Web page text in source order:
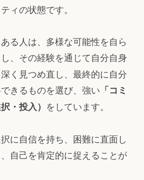
ィの状態です。
る人は、多様な可能性を自ら
し、その経験を通じて自分自身
く見つめ直し、最終的に自分
きるものを選び、強い 「コミ
・投入） をしています。
に自信を持ち、困難に直面し
自己を肯定的に捉えることが